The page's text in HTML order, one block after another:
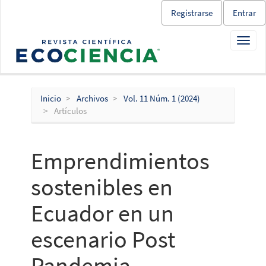
Navegación
principal
Contenido
lateral
Registrarse Entrar
Inicio Archivos
Vol. 11 Núm. 1 (2024)
Artículos
Emprendimientos
sostenibles en
Ecuador en un
escenario Post